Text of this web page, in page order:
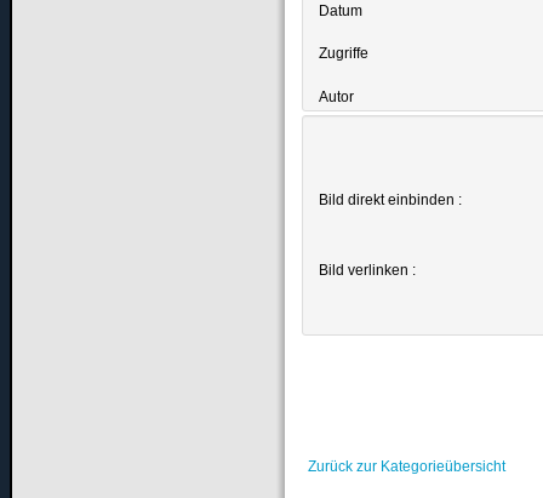
Datum
Zugriffe
Autor
Bild direkt einbinden :
Bild verlinken :
Zurück zur Kategorieübersicht